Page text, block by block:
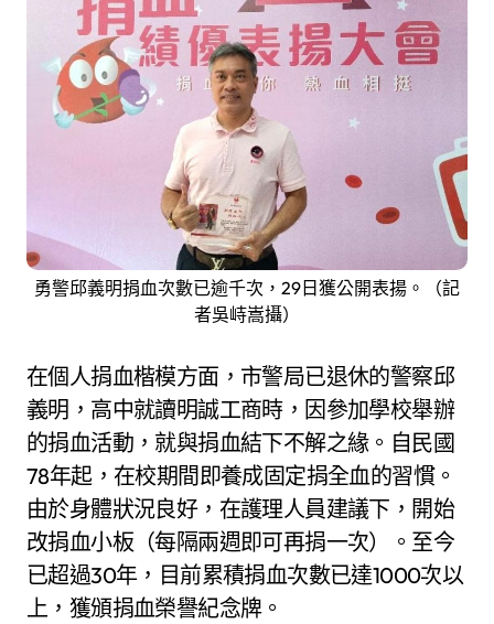
勇警邱義明捐血次數已逾千次，29日獲公開表揚。（記
者吳峙嵩攝）
在個人捐血楷模方面，市警局已退休的警察邱
義明，高中就讀明誠工商時，因參加學校舉辦
的捐血活動，就與捐血結下不解之緣。自民國
78年起，在校期間即養成固定捐全血的習慣。
由於身體狀況良好，在護理人員建議下，開始
改捐血小板（每隔兩週即可再捐一次）。至今
已超過30年，目前累積捐血次數已達1000次以
上，獲頒捐血榮譽紀念牌。